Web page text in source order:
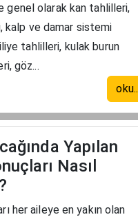
genel olarak kan tahlilleri,
kalp ve damar sistemi
tahlilleri, kulak burun
göz...
oku..
Yapılan
Nasıl
her aileye en yakın olan